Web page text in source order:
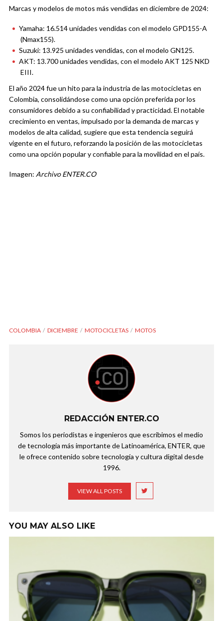
Marcas y modelos de motos más vendidas en diciembre de 2024:
Yamaha: 16.514 unidades vendidas con el modelo GPD155-A
(Nmax155).
Suzuki: 13.925 unidades vendidas, con el modelo GN125.
AKT: 13.700 unidades vendidas, con el modelo AKT 125 NKD
EIII.
El año 2024 fue un hito para la industria de las motocicletas en
Colombia, consolidándose como una opción preferida por los
consumidores debido a su confiabilidad y practicidad. El notable
crecimiento en ventas, impulsado por la demanda de marcas y
modelos de alta calidad, sugiere que esta tendencia seguirá
vigente en el futuro, reforzando la posición de las motocicletas
como una opción popular y confiable para la movilidad en el país.
Imagen: Archivo ENTER.CO
COLOMBIA DICIEMBRE MOTOCICLETAS MOTOS
REDACCIÓN ENTER.CO
Somos los periodistas e ingenieros que escribimos el medio
de tecnología más importante de Latinoamérica, ENTER, que
le ofrece contenido sobre tecnología y cultura digital desde
1996.
VIEW ALL POSTS
YOU MAY ALSO LIKE